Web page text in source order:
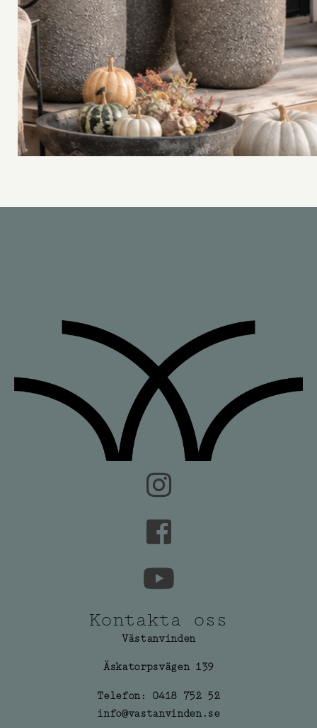
Kontakta oss
Västanvinden
Äskatorpsvägen 139
Telefon: 0418 752 52
info@vastanvinden.se